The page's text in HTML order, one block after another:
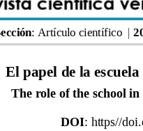
El papel de la
The role of the school
DOI: https//
: Artículo científico